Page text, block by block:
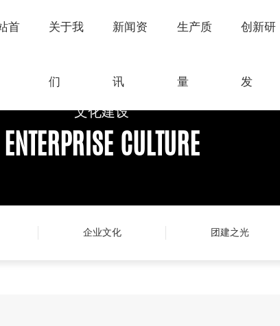
首 关于我
们
新闻资
讯
生产质
量
创新研
发
文化建设
ENTERPRISE CULTURE
文化建设
ENTERPRISE CULTURE
文化建设
ENTERPRISE CULTURE
企业文化 团建之光